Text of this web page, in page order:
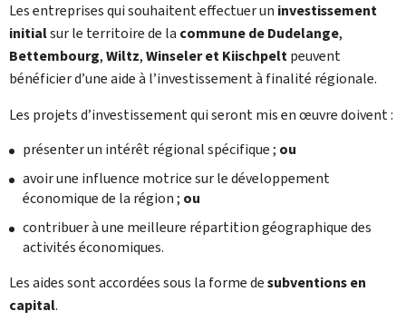
Les entreprises qui souhaitent effectuer un investissement
initialsur le territoire de la commune de Dudelange,
Bettembourg,Wiltz,Winseler et Kiischpeltpeuvent
bénéficier d’une aide à l’investissement à finalité régionale.
Les projets d’investissement qui seront mis en œuvre doivent :
présenter un intérêt régional spécifique ; ou
avoir une influence motrice sur le développement
économique de la région ; ou
contribuer à une meilleure répartition géographique des
activités économiques.
Les aides sont accordées sous la forme desubventions en
capital.